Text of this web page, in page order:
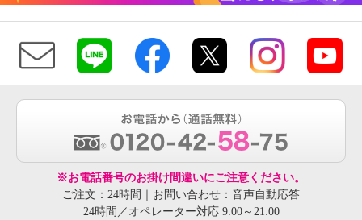
※お電話番号のお掛け間違いにご注意ください。
ご注文：24時間｜お問い合わせ：音声自動応答
24時間／オペレーター対応 9:00～21:00